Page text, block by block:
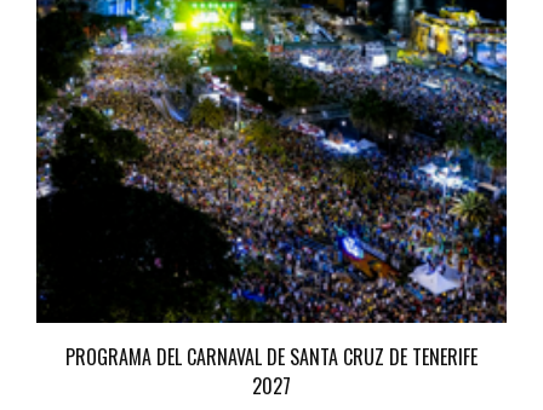
PROGRAMA DEL CARNAVAL DE SANTA CRUZ DE TENERIFE
2027